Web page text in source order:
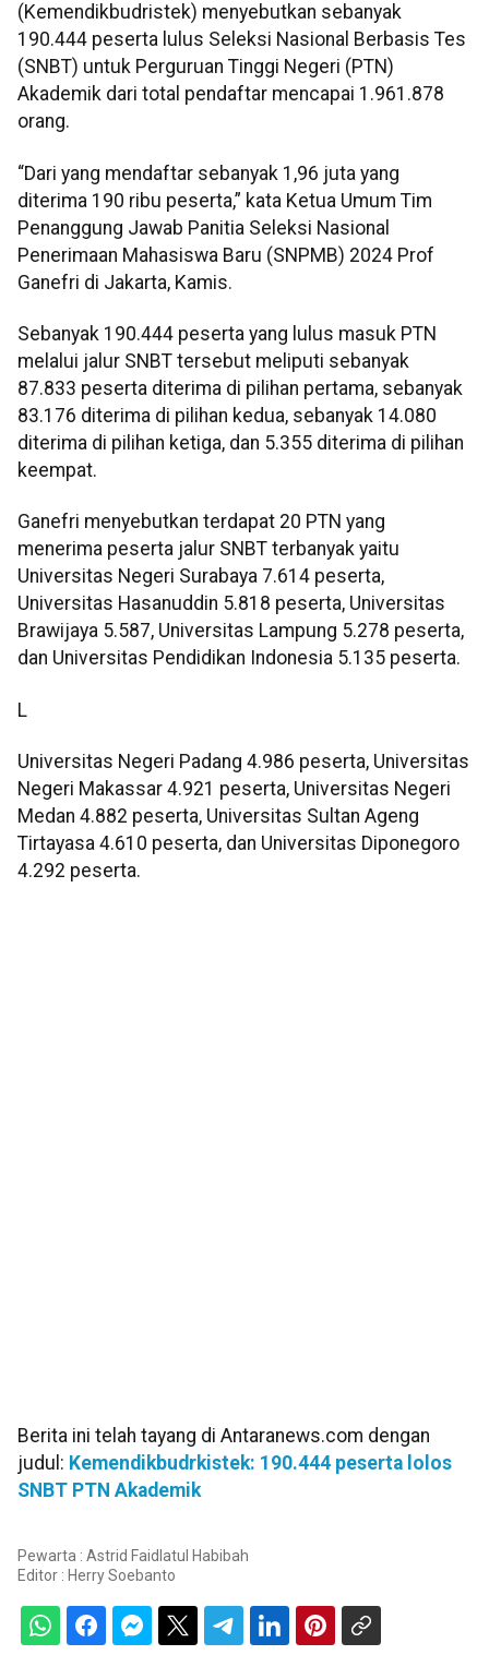
(Kemendikbudristek) menyebutkan sebanyak
190.444 peserta lulus Seleksi Nasional Berbasis Tes
(SNBT) untuk Perguruan Tinggi Negeri (PTN)
Akademik dari total pendaftar mencapai 1.961.878
orang.
“Dari yang mendaftar sebanyak 1,96 juta yang
diterima 190 ribu peserta,” kata Ketua Umum Tim
Penanggung Jawab Panitia Seleksi Nasional
Penerimaan Mahasiswa Baru (SNPMB) 2024 Prof
Ganefri di Jakarta, Kamis.
Sebanyak 190.444 peserta yang lulus masuk PTN
melalui jalur SNBT tersebut meliputi sebanyak
87.833 peserta diterima di pilihan pertama, sebanyak
83.176 diterima di pilihan kedua, sebanyak 14.080
diterima di pilihan ketiga, dan 5.355 diterima di pilihan
keempat.
Ganefri menyebutkan terdapat 20 PTN yang
menerima peserta jalur SNBT terbanyak yaitu
Universitas Negeri Surabaya 7.614 peserta,
Universitas Hasanuddin 5.818 peserta, Universitas
Brawijaya 5.587, Universitas Lampung 5.278 peserta,
dan Universitas Pendidikan Indonesia 5.135 peserta.
L
Universitas Negeri Padang 4.986 peserta, Universitas
Negeri Makassar 4.921 peserta, Universitas Negeri
Medan 4.882 peserta, Universitas Sultan Ageng
Tirtayasa 4.610 peserta, dan Universitas Diponegoro
4.292 peserta.
Berita ini telah tayang di Antaranews.com dengan
judul: Kemendikbudrkistek: 190.444 peserta lolos
SNBT PTN Akademik
Pewarta : Astrid Faidlatul Habibah
Editor : Herry Soebanto